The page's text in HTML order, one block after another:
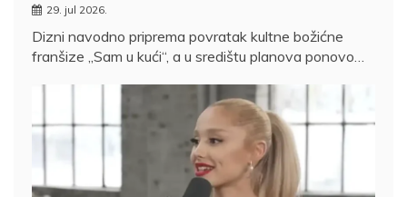
29. jul 2026.
Dizni navodno priprema povratak kultne božićne
franšize „Sam u kući“, a u središtu planova ponovo…